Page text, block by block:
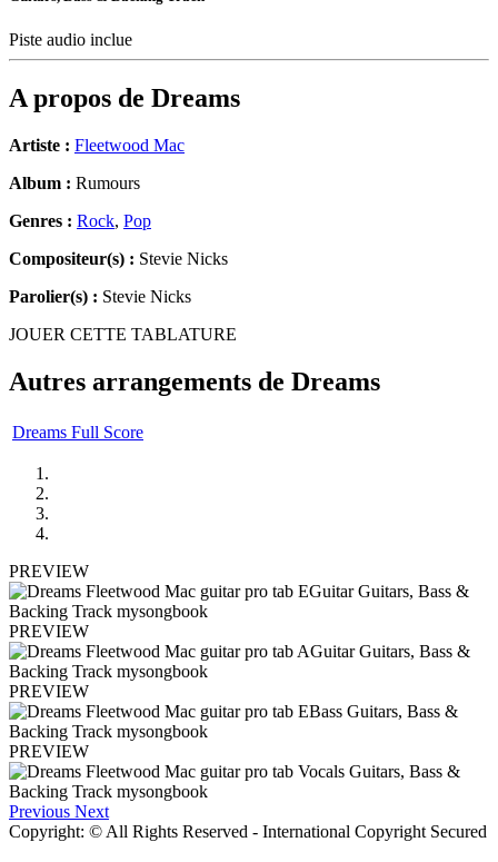
Piste audio inclue
A propos de Dreams
Artiste : Fleetwood Mac
Album : Rumours
Genres : Rock, Pop
Compositeur(s) : Stevie Nicks
Parolier(s) : Stevie Nicks
JOUER CETTE TABLATURE
Autres arrangements de Dreams
Dreams Full Score
PREVIEW
PREVIEW
PREVIEW
PREVIEW
Previous Next
Copyright: © All Rights Reserved - International Copyright Secured